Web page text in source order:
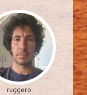
ruggero